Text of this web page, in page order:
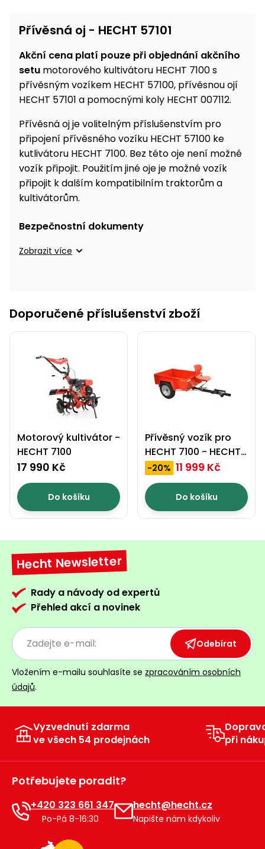
Přívěsná oj - HECHT 57101
Akční cena platí pouze při objednání akčního
setu motorového kultivátoru HECHT 7100 s
přívěsným vozíkem HECHT 57100, přívěsnou ojí
HECHT 57101 a pomocnými koly HECHT 007112.
Přívěsná oj je volitelným příslušenstvím pro
připojení přívěsného vozíku HECHT 57100 ke
kutlivátoru HECHT 7100. Bez této oje není možné
vozík připojit. Použitím jiné oje je možné vozík
připojit k dalším kompatibilním traktorům a
kultivátorům.
Bezpečnostní dokumenty
Zobrazit více
Doporučené příslušenství zboží
Motorový kultivátor -
HECHT 7100
17 990 Kč
Do košíku
Přívěsný vozík pro
HECHT 7100 - HECHT
57100
-20% 11 999 Kč
Do košíku
Hecht Newsletter
Rady a návody od expertů
Přehled akcí a novinek
Odebírat
Vložením e-mailu souhlasíte se zpracováním osobních
údajů.
Vyzvednutí zdarma
ve všech 54 prodejnách
při
Potřebujete poradit?
+420 323 661 347
Po-Pá 8-16:30
hecht@hecht.cz
Napište nám kdykoliv